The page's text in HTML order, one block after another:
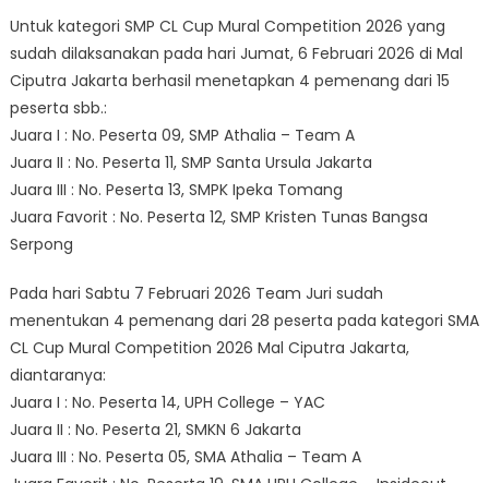
Untuk kategori SMP CL Cup Mural Competition 2026 yang
sudah dilaksanakan pada hari Jumat, 6 Februari 2026 di Mal
Ciputra Jakarta berhasil menetapkan 4 pemenang dari 15
peserta sbb.:
Juara I : No. Peserta 09, SMP Athalia – Team A
Juara II : No. Peserta 11, SMP Santa Ursula Jakarta
Juara III : No. Peserta 13, SMPK Ipeka Tomang
Juara Favorit : No. Peserta 12, SMP Kristen Tunas Bangsa
Serpong
Pada hari Sabtu 7 Februari 2026 Team Juri sudah
menentukan 4 pemenang dari 28 peserta pada kategori SMA
CL Cup Mural Competition 2026 Mal Ciputra Jakarta,
diantaranya:
Juara I : No. Peserta 14, UPH College – YAC
Juara II : No. Peserta 21, SMKN 6 Jakarta
Juara III : No. Peserta 05, SMA Athalia – Team A